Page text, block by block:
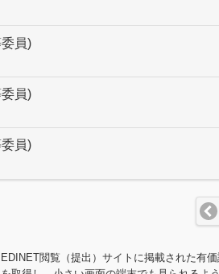
員)
員)
員)
閲覧（提出）サイトに掲載された有